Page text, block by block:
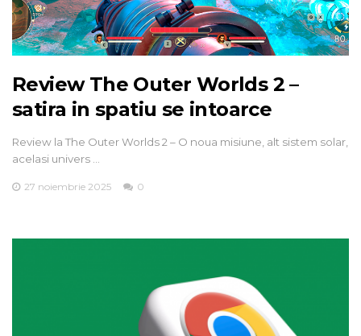
Review The Outer Worlds 2 –
satira in spatiu se intoarce
Review la The Outer Worlds 2 – O noua misiune, alt sistem solar,
acelasi univers …
27 noiembrie 2025 0